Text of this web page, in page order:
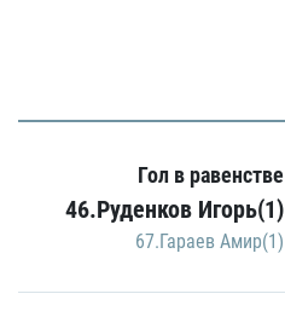
Гол в равенстве
46.Руденков Игорь(1)
67.Гараев Амир(1)